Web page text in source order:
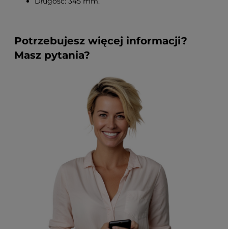
Potrzebujesz więcej informacji?
Masz pytania?